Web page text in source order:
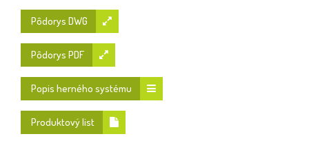
Pôdorys DWG
Pôdorys PDF
Popis herného systému
Produktový list